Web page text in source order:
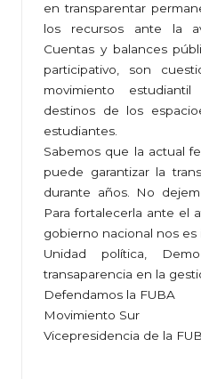
en transparentar
los recursos ante la
Cuentas y balances
participativo, son
movimiento
destinos de los
estudiantes.
Sabemos que la actual
puede garantizar la
durante años. No
Para fortalecerla ante el
gobierno nacional nos es
Unidad política,
transaparencia en la
Defendamos la FUBA
Movimiento Sur
Vicepresidencia de la